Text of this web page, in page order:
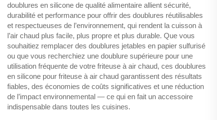
doublures en silicone de qualité alimentaire allient sécurité,
durabilité et performance pour offrir des doublures réutilisables
et respectueuses de l’environnement, qui rendent la cuisson à
l’air chaud plus facile, plus propre et plus durable. Que vous
souhaitiez remplacer des doublures jetables en papier sulfurisé
ou que vous recherchiez une doublure supérieure pour une
utilisation fréquente de votre friteuse à air chaud, ces doublures
en silicone pour friteuse à air chaud garantissent des résultats
fiables, des économies de coûts significatives et une réduction
de l’impact environnemental — ce qui en fait un accessoire
indispensable dans toutes les cuisines.